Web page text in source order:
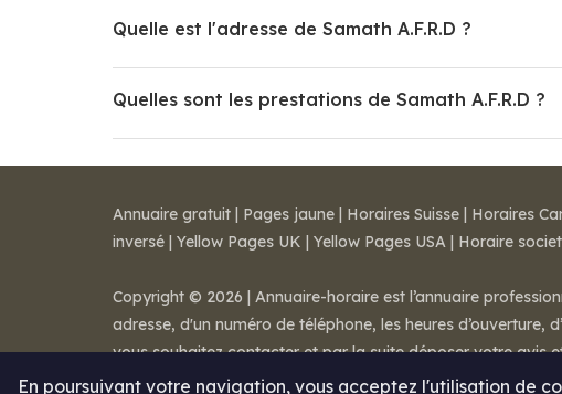
Quelle est l'adresse de Samath A.F.R.D ?
Quelles sont les prestations de Samath A.F.R.D ?
En poursuivant votre navigation, vous acceptez l'utilisation de
Annuaire gratuit | Pages jaune | Horaires Suisse | Horaires
inversé | Yellow Pages UK | Yellow Pages USA | Horaire
Copyright © 2026 | Annuaire-horaire est l’annuaire
adresse, d'un numéro de téléphone, les heures
vous souhaitez contacter et par la suite déposer votre avis
Mentions légales-Conditions de ventes- Contact